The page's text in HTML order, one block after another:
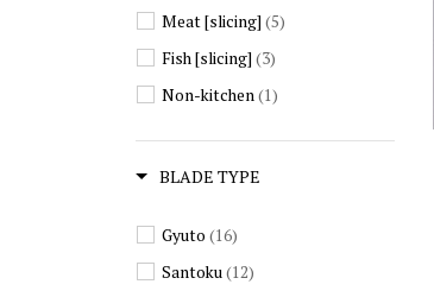
Meat [slicing] (5)
Fish [slicing] (3)
Non-kitchen(1)
BLADE TYPE
Gyuto (16)
Santoku(12)